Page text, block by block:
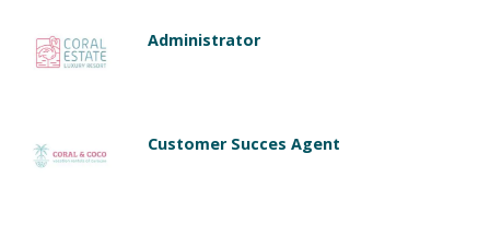
Administrator
Customer Succes Agent